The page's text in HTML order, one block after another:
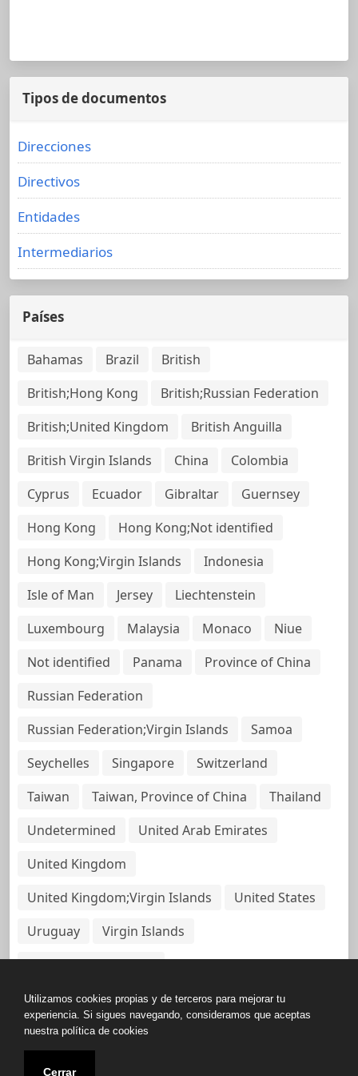
Tipos de documentos
Direcciones
Directivos
Entidades
Intermediarios
Países
Bahamas Brazil
British
British;Hong Kong
British;Russian Federation
British;United Kingdom
British Anguilla
British Virgin Islands
China
Colombia
Cyprus
Ecuador Gibraltar
Guernsey
Hong Kong
Hong Kong;Not identified
Hong Kong;Virgin Islands
Indonesia
Isle of Man
Jersey
Liechtenstein
Luxembourg
Malaysia Monaco
Niue
Not identified
Panama
Province of China
Russian Federation
Russian Federation;Virgin Islands
Samoa
Seychelles
Singapore
Switzerland
Taiwan
Taiwan, Province of China
Thailand
Undetermined
United Arab Emirates
United Kingdom
United Kingdom;Virgin Islands
United States
Uruguay
Virgin Islands
Virgin Islands, British
Copyright © All rights reserved.
Utilizamos cookies propias y de terceros para mejorar tu
experiencia. Si sigues navegando, consideramos que aceptas
nuestra política de cookies
Cerrar